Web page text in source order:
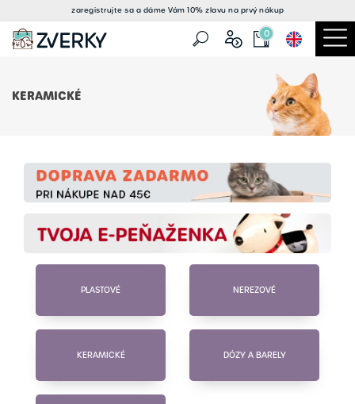
zaregistrujte sa a dáme Vám 10% zlavu na prvý nákup
0
KERAMICKÉ
PLASTOVÉ NEREZOVÉ
KERAMICKÉ DÓZY A BARELY